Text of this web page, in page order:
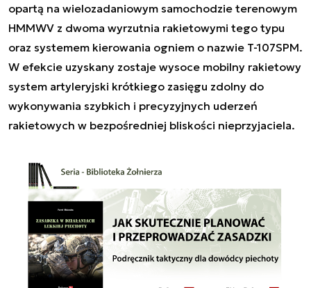
opartą na wielozadaniowym samochodzie terenowym
HMMWV z dwoma wyrzutnia rakietowymi tego typu
oraz systemem kierowania ogniem o nazwie T-107SPM.
W efekcie uzyskany zostaje wysoce mobilny rakietowy
system artyleryjski krótkiego zasięgu zdolny do
wykonywania szybkich i precyzyjnych uderzeń
rakietowych w bezpośredniej bliskości nieprzyjaciela.